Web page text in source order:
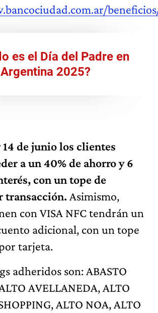
es el Día del Padre en
Argentina 2025?
14 de junio los clientes
a un 40% de ahorro y 6
con un tope de
transacción. Asimismo,
con VISA NFC tendrán un
adicional, con un tope
tarjeta.
adheridos son: ABASTO
AVELLANEDA, ALTO
ALTO NOA, ALTO